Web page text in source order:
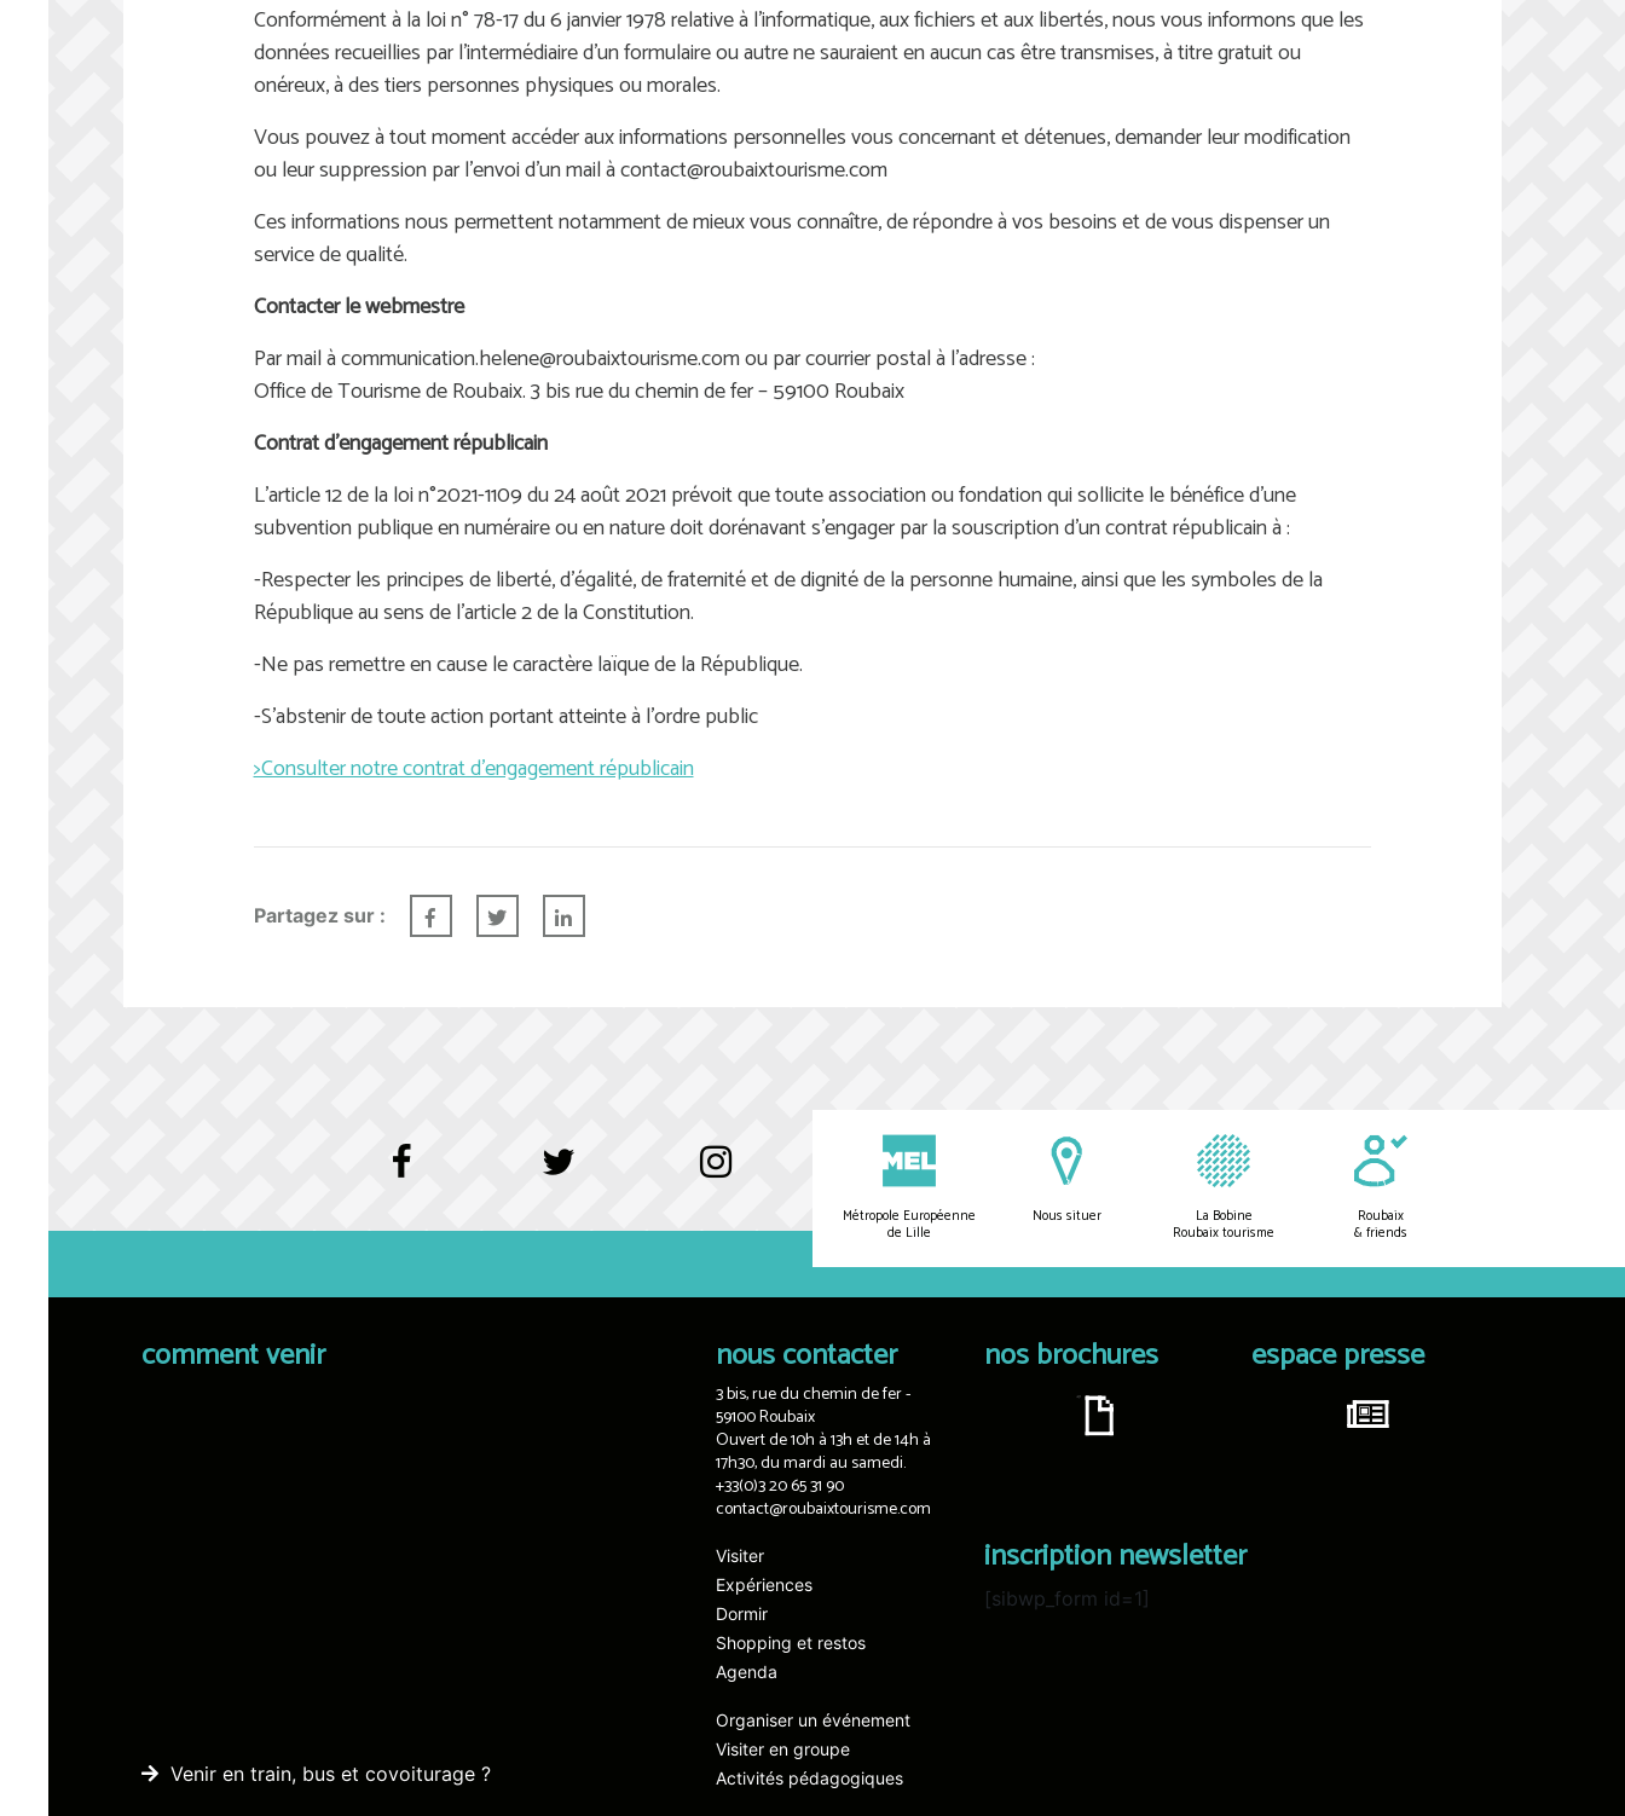
Conformément à la loi n° 78-17 du 6 janvier 1978 relative à l’informatique, aux fichiers et aux libertés, nous vous informons que les
données recueillies par l’intermédiaire d’un formulaire ou autre ne sauraient en aucun cas être transmises, à titre gratuit ou
onéreux, à des tiers personnes physiques ou morales.
Vous pouvez à tout moment accéder aux informations personnelles vous concernant et détenues, demander leur modification
ou leur suppression par l’envoi d’un mail à contact@roubaixtourisme.com
Ces informations nous permettent notamment de mieux vous connaître, de répondre à vos besoins et de vous dispenser un
service de qualité.
Contacter le webmestre
Par mail à communication.helene@roubaixtourisme.com ou par courrier postal à l’adresse :
Office de Tourisme de Roubaix. 3 bis rue du chemin de fer – 59100 Roubaix
Contrat d'engagement républicain
L'article 12 de la loi n°2021-1109 du 24 août 2021 prévoit que toute association ou fondation qui sollicite le bénéfice d'une
subvention publique en numéraire ou en nature doit dorénavant s'engager par la souscription d'un contrat républicain à :
-Respecter les principes de liberté, d'égalité, de fraternité et de dignité de la personne humaine, ainsi que les symboles de la
République au sens de l'article 2 de la Constitution.
-Ne pas remettre en cause le caractère laïque de la République.
-S'abstenir de toute action portant atteinte à l'ordre public
>Consulter notre contrat d'engagement républicain
Partagez sur :
Métropole Européenne
de Lille
Nous situer La Bobine
Roubaix tourisme
Roubaix
& friends
comment venir
Venir en train, bus et covoiturage ?
nous contacter
3 bis, rue du chemin de fer -
59100 Roubaix
Ouvert de 10h à 13h et de 14h à
17h30, du mardi au samedi.
+33(0)3 20 65 31 90
contact@roubaixtourisme.com
nos brochures espace presse
Visiter
Expériences
Dormir
Shopping et restos
Agenda
Organiser un événement
Visiter en groupe
Activités pédagogiques
inscription newsletter
[sibwp_form id=1]